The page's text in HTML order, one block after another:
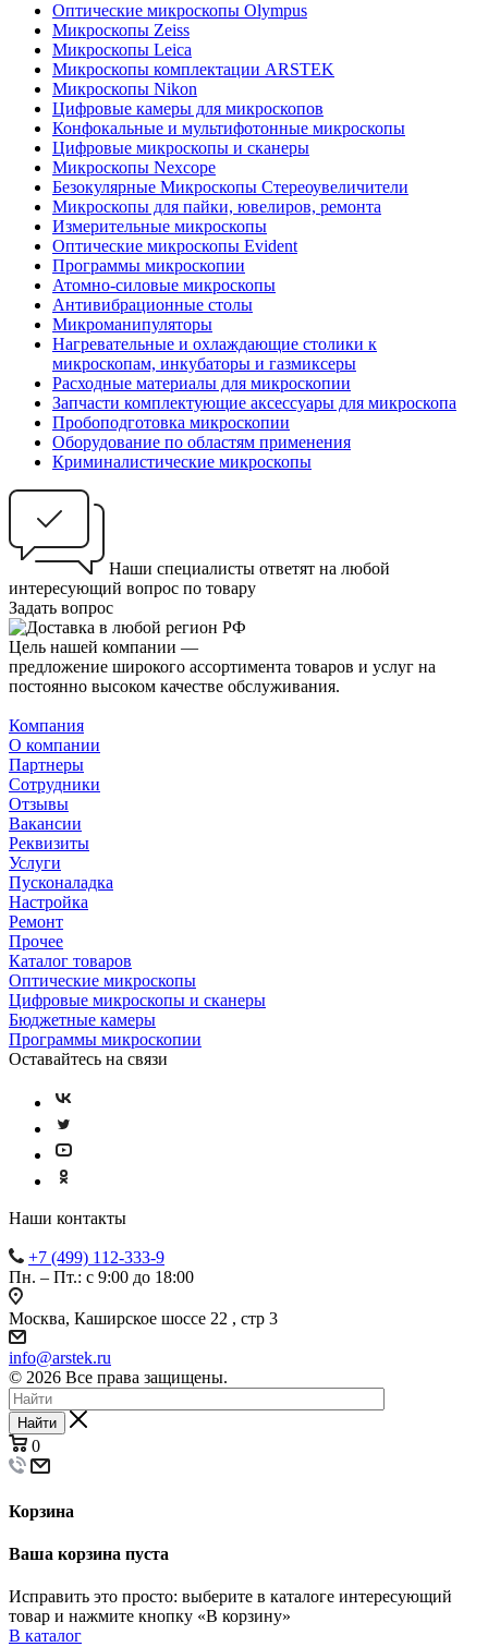
Оптические микроскопы Olympus
Микроскопы Zeiss
Микроскопы Leica
Микроскопы комплектации ARSTEK
Микроскопы Nikon
Цифровые камеры для микроскопов
Конфокальные и мультифотонные микроскопы
Цифровые микроскопы и сканеры
Микроскопы Nexcope
Безокулярные Микроскопы Стереоувеличители
Микроскопы для пайки, ювелиров, ремонта
Измерительные микроскопы
Оптические микроскопы Evident
Программы микроскопии
Атомно-силовые микроскопы
Антивибрационные столы
Микроманипуляторы
Нагревательные и охлаждающие столики к
микроскопам, инкубаторы и газмиксеры
Расходные материалы для микроскопии
Запчасти комплектующие аксессуары для микроскопа
Пробоподготовка микроскопии
Оборудование по областям применения
Криминалистические микроскопы
Наши специалисты ответят на любой
интересующий вопрос по товару
Задать вопрос
Цель нашей компании —
предложение широкого ассортимента товаров и услуг на
постоянно высоком качестве обслуживания.
Компания
О компании
Партнеры
Сотрудники
Отзывы
Вакансии
Реквизиты
Услуги
Пусконаладка
Настройка
Ремонт
Прочее
Каталог товаров
Оптические микроскопы
Цифровые микроскопы и сканеры
Бюджетные камеры
Программы микроскопии
Оставайтесь на связи
Наши контакты
+7 (499) 112-333-9
Пн. – Пт.: с 9:00 до 18:00
Москва, Каширское шоссе 22 , стр 3
info@arstek.ru
© 2026 Все права защищены.
Найти
0
Корзина
Ваша корзина пуста
Исправить это просто: выберите в каталоге интересующий
товар и нажмите кнопку «В корзину»
В каталог